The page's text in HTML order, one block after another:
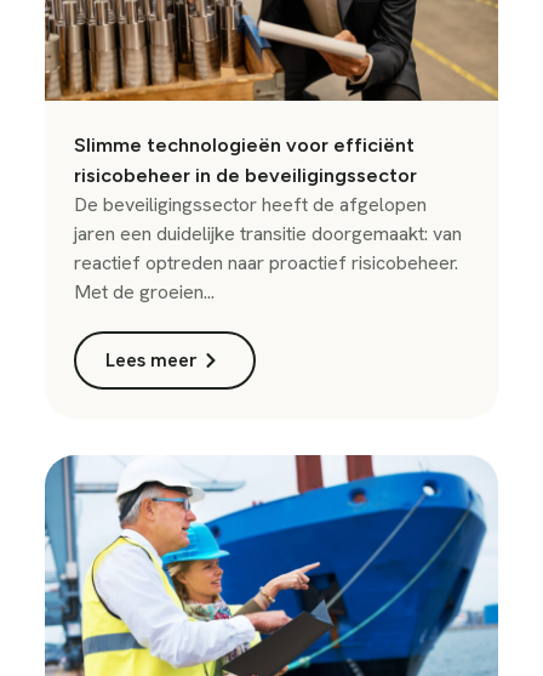
Slimme technologieën voor efficiënt
risicobeheer in de beveiligingssector
De beveiligingssector heeft de afgelopen
jaren een duidelijke transitie doorgemaakt: van
reactief optreden naar proactief risicobeheer.
Met de groeien...
Lees meer